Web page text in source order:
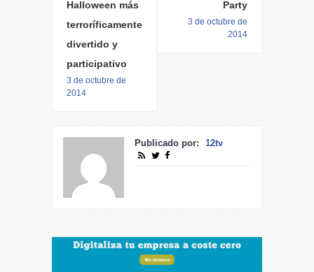
Halloween más
terroríficamente
divertido y
participativo
3 de octubre de
2014
Party
3 de octubre de
2014
Publicado por: 12tv